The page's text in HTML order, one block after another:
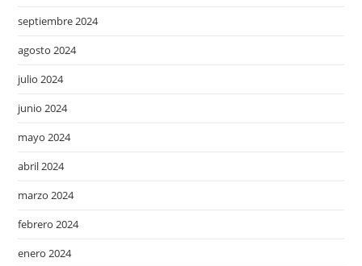
septiembre 2024
agosto 2024
julio 2024
junio 2024
mayo 2024
abril 2024
marzo 2024
febrero 2024
enero 2024